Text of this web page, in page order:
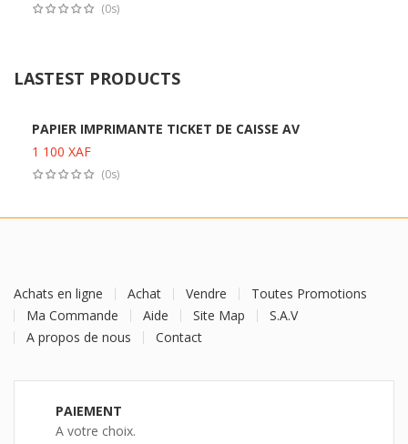
(0s)
LASTEST PRODUCTS
PAPIER IMPRIMANTE TICKET DE CAISSE AV
1 100 XAF
(0s)
Achats en ligne Achat Vendre
Toutes Promotions
Ma Commande
Aide Site Map
S.A.V
A propos de nous
Contact
PAIEMENT
A votre choix.